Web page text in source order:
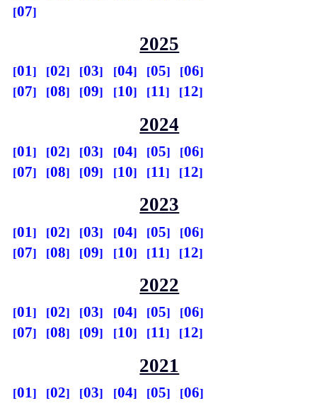
07
2025
01 02 03 04 05
06
07
08 09 10 11 12
2024
01 02 03 04 05
06
07
08 09 10 11 12
2023
01 02 03 04 05
06
07
08 09 10 11 12
2022
01 02 03 04 05
06
07
08 09 10 11 12
2021
01 02 03 04 05
06